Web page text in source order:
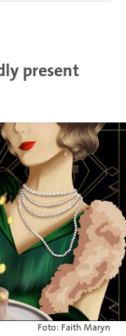
present
Foto: Faith Maryn